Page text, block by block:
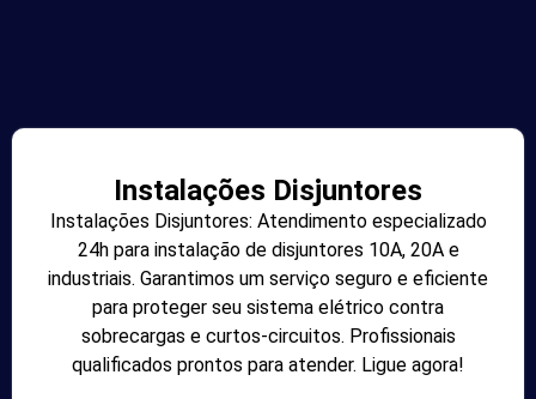
Instalações Disjuntores
Instalações Disjuntores: Atendimento especializado
24h para instalação de disjuntores 10A, 20A e
industriais. Garantimos um serviço seguro e eficiente
para proteger seu sistema elétrico contra
sobrecargas e curtos-circuitos. Profissionais
qualificados prontos para atender. Ligue agora!